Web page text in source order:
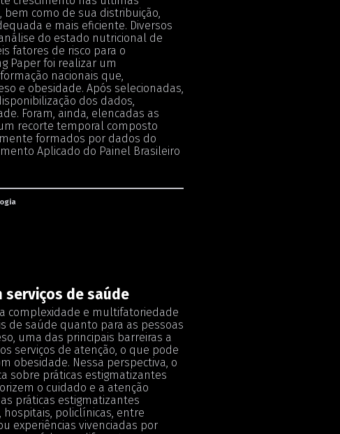
bem como de sua distribuição,
e mais eficiente. Diversos
do estado nutricional de
fatores de risco para o
Paper foi realizar um
nacionais que,
e obesidade. Após selecionadas,
dos dados,
Foram, ainda, elencadas as
recorte temporal composto
formados por dados do
Aplicado do Painel Brasileiro
serviços de saúde
complexidade e multifatoriedade
de saúde quanto para as pessoas
uma das principais barreiras a
serviços de atenção, o que pode
obesidade. Nessa perspectiva, o
sobre práticas estigmatizantes
o cuidado e a atenção
práticas estigmatizantes
policlínicas, entre
experiências vivenciadas por